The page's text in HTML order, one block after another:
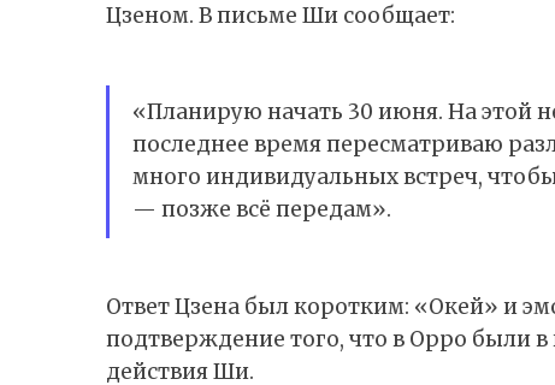
Цзеном. В письме Ши сообщает:
«Планирую начать 30 июня. На этой
последнее время пересматриваю
много индивидуальных встреч,
— позже всё передам».
Ответ Цзена был коротким: «Окей» и
подтверждение того, что в Oppo были
действия Ши.